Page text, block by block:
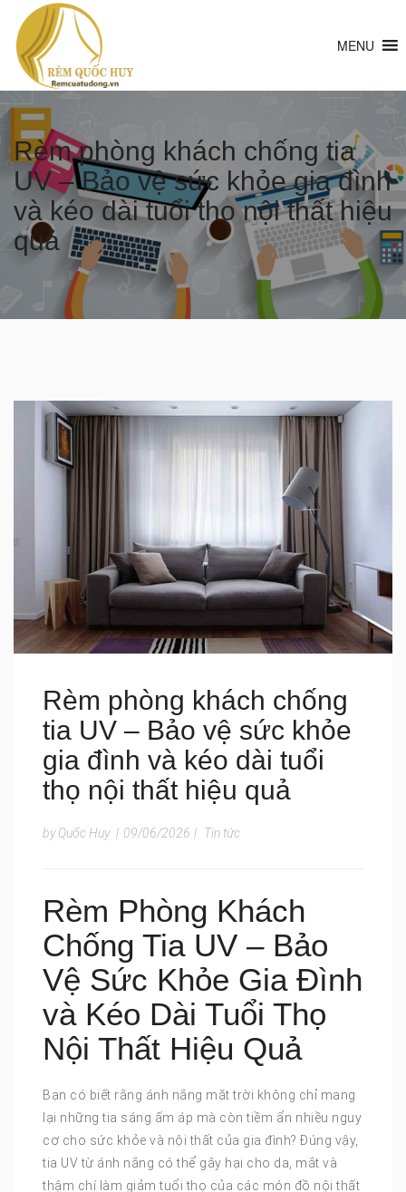
MENU
Rèm phòng khách chống tia
UV – Bảo vệ sức khỏe gia đình
và kéo dài tuổi thọ nội thất hiệu
quả
Rèm phòng khách chống
tia UV – Bảo vệ sức khỏe
gia đình và kéo dài tuổi
thọ nội thất hiệu quả
by Quốc Huy | 09/06/2026 | Tin tức
Rèm Phòng Khách
Chống Tia UV – Bảo
Vệ Sức Khỏe Gia Đình
và Kéo Dài Tuổi Thọ
Nội Thất Hiệu Quả
Bạn có biết rằng ánh nắng mặt trời không chỉ mang
lại những tia sáng ấm áp mà còn tiềm ẩn nhiều nguy
cơ cho sức khỏe và nội thất của gia đình? Đúng vậy,
tia UV từ ánh nắng có thể gây hại cho da, mắt và
thậm chí làm giảm tuổi thọ của các món đồ nội thất